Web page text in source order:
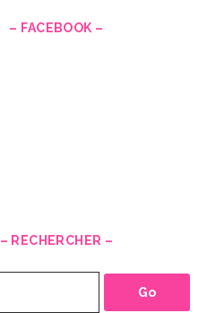
– FACEBOOK –
– RECHERCHER –